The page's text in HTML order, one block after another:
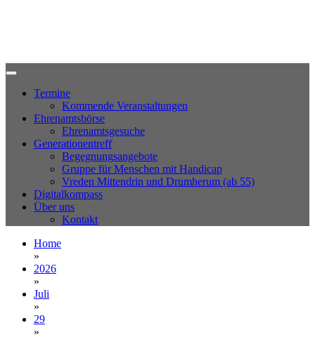
Termine
Kommende Veranstaltungen
Ehrenamtsbörse
Ehrenamtsgesuche
Generationentreff
Begegnungsangebote
Gruppe für Menschen mit Handicap
Vreden Mittendrin und Drumherum (ab 55)
Digitalkompass
Über uns
Kontakt
Home
»
2026
»
Juli
»
29
»